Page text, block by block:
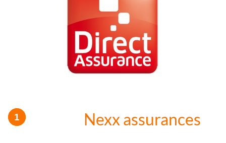
Nexx assurances